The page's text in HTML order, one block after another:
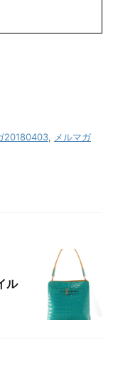
20180403, メルマガ
ル